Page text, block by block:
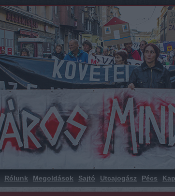
Rólunk Megoldások Sajtó Utcajogász Pécs